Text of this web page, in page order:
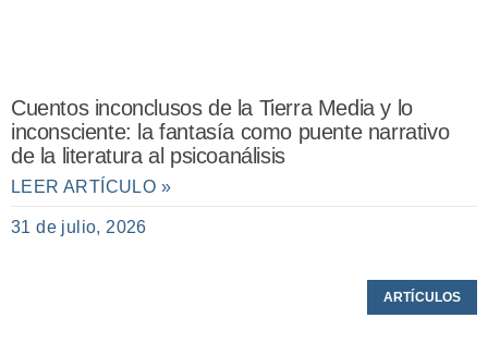
Cuentos inconclusos de la Tierra Media y lo
inconsciente: la fantasía como puente narrativo
de la literatura al psicoanálisis
LEER ARTÍCULO »
31 de julio, 2026
ARTÍCULOS